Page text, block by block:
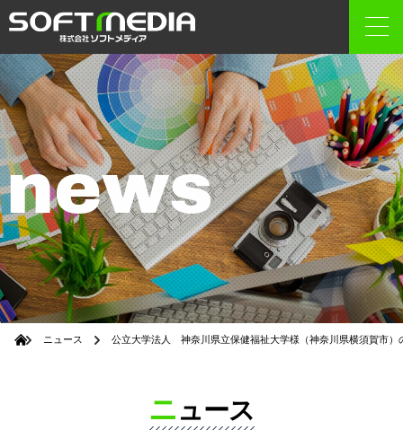
news
ニュース 公立大学法人 神奈川県立保健福祉大学様（神奈川県横須賀市
ニュース